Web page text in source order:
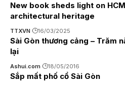
New book sheds light on
architectural heritage
TTXVN 16/03/2025
Sài Gòn thương cảng – Trăm
lại
Ashui.com 18/05/2016
Sắp mất phố cổ Sài Gòn